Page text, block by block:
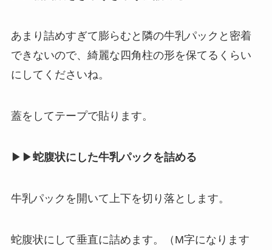
あまり詰めすぎて膨らむと隣の牛乳パックと密着
できないので、綺麗な四角柱の形を保てるくらい
にしてくださいね。
蓋をしてテープで貼ります。
▶▶蛇腹状にした牛乳パックを詰める
牛乳パックを開いて上下を切り落とします。
蛇腹状にして垂直に詰めます。（M字になります